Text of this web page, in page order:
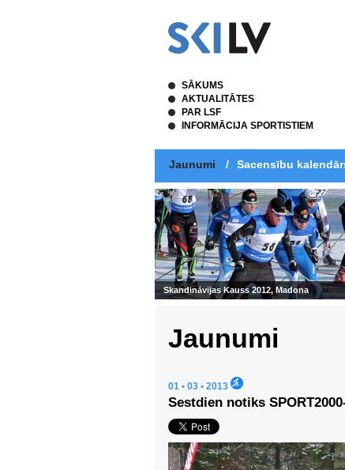
SĀKUMS
AKTUALITĀTES
PAR LSF
INFORMĀCIJA SPORTISTIEM
Jaunumi / Sacensību
Skandināvijas Kauss 2012, Madona
Jaunumi
01 • 03 • 2013
Sestdien notiks